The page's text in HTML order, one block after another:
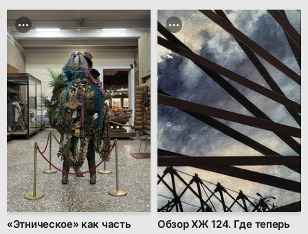
«Этническое» как часть
Обзор ХЖ 124. Где теперь